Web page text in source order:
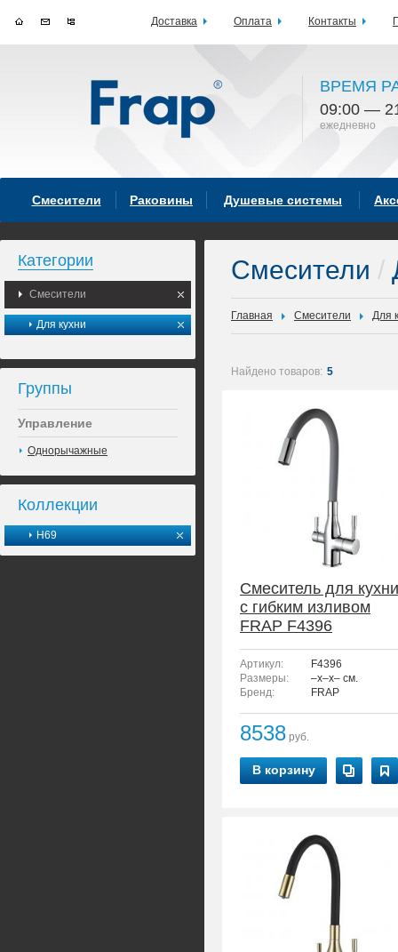
ВРЕМЯ
09:00 —
ежедневно
Смесители Раковины Душевые системы
Категории
Смесители
Для кухни
Группы
Управление
Однорычажные
Коллекции
H69
Смесители /
Главная Смесители Для
Найдено товаров: 5
Смеситель для кухни
с гибким изливом
FRAP F4396
Артикул:
F4396
Размеры:
–x–x– см.
Бренд:
FRAP
8538 руб.
В корзину
Доставка Оплата Контакты